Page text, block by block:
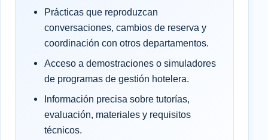
Prácticas que reproduzcan
conversaciones, cambios de reserva y
coordinación con otros departamentos.
Acceso a demostraciones o simuladores
de programas de gestión hotelera.
Información precisa sobre tutorías,
evaluación, materiales y requisitos
técnicos.